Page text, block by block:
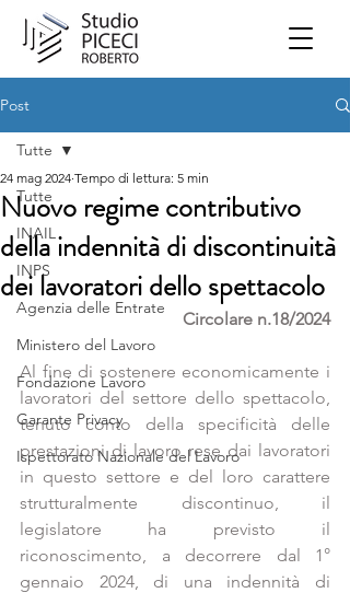
Post
Tutte
INAIL
INPS
Agenzia delle Entrate
Ministero del Lavoro
Fondazione Lavoro
Garante Privacy
Ispettorato Nazionale del Lavoro
Tutte
Nuovo regime contributivo
della indennità di discontinuità
dei lavoratori dello spettacolo
24 mag 2024 Tempo di lettura: 5 min
Circolare n.18/2024
Al fine di sostenere economicamente i
lavoratori del settore dello spettacolo,
tenuto conto della specificità delle
prestazioni di lavoro rese dai lavoratori
in questo settore e del loro carattere
strutturalmente discontinuo, il
legislatore ha previsto il
riconoscimento, a decorrere dal 1°
gennaio 2024, di una indennità di